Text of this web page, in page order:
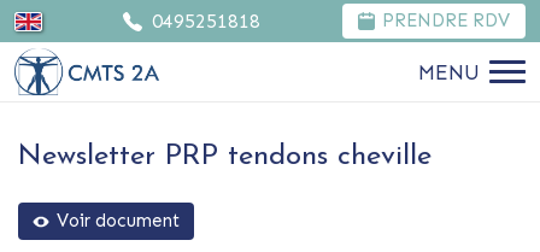
0495251818 PRENDRE RDV
MENU
Newsletter PRP tendons cheville
Voir document